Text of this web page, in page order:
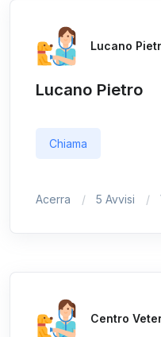
Lucano
Lucano Pietro
Chiama
Acerra 5 Avvisi
Centro